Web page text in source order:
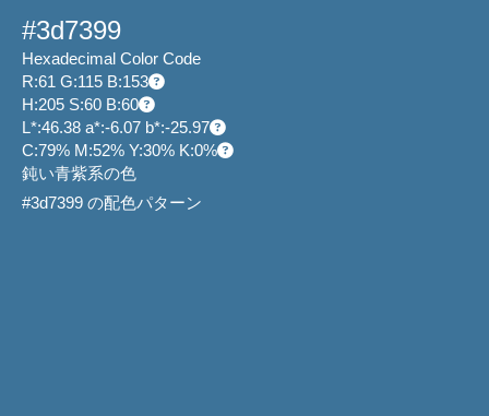
#3d7399
Hexadecimal Color Code
R:61 G:115 B:153
H:205 S:60 B:60
L*:46.38 a*:-6.07 b*:-25.97
C:79% M:52% Y:30% K:0%
鈍い青紫系の色
#3d7399 の配色パターン